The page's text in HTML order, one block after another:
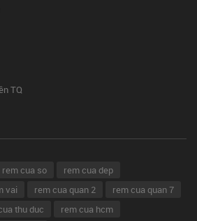
TQ
rem cua so
rem cua dep
vai rem cua quan 2
rem cua quan 7
thu duc
rem cua hcm